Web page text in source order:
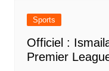
Sports
Officiel :
Premier